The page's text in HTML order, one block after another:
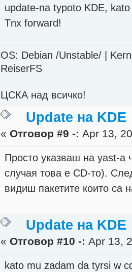
update-na typoto KDE,
Tnx forward!
OS: Debian /Unstable/ |
ReiserFS
ЦСКА над всичко!
Update на KDE
« Отговор #9 -: Apr 13,
Просто указваш на yast-
случая това е CD-то).
видиш пакетите които са
Update на KDE
« Отговор #10 -: Apr 13,
kato mu zadam da tyrsi w